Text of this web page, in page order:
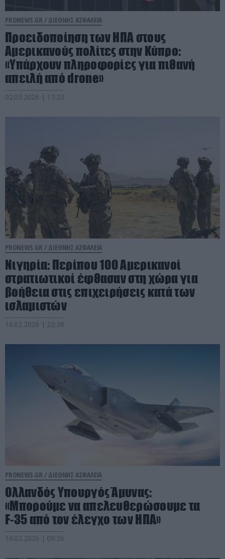
PRONEWS.GR / ΔΙΕΘΝΗΣ ΑΣΦΑΛΕΙΑ
Προειδοποίηση των ΗΠΑ στους
Αμερικανούς πολίτες στην Κύπρο:
«Υπάρχουν πληροφορίες για πιθανή
απειλή από drone»
02.03.2026 | 17:23
PRONEWS.GR / ΔΙΕΘΝΗΣ ΑΣΦΑΛΕΙΑ
Νιγηρία: Περίπου 100 Αμερικανοί
στρατιωτικοί έφθασαν στη χώρα για
βοήθεια στις επιχειρήσεις κατά των
ισλαμιστών
16.02.2026 | 22:38
PRONEWS.GR / ΔΙΕΘΝΗΣ ΑΣΦΑΛΕΙΑ
Ολλανδός Υπουργός Άμυνας:
«Μπορούμε να απελευθερώσουμε τα
F-35 από τον έλεγχο των ΗΠΑ»
16.02.2026 | 09:36